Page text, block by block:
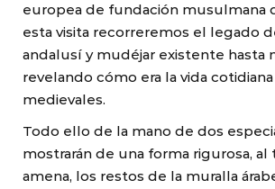
europea de fundación musulmana
esta visita recorreremos el legado
andalusí y mudéjar existente hasta
revelando cómo era la vida
medievales.
Todo ello de la mano de dos
mostrarán de una forma rigurosa,
amena, los restos de la muralla